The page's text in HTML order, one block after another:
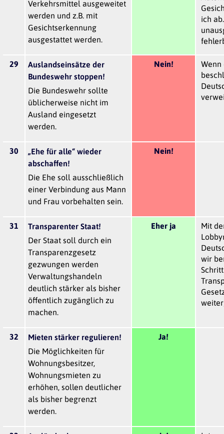
Verkehrsmittel ausgeweitet
werden und z.B. mit
Gesichtserkennung
ausgestattet werden.
ich
29
Auslandseinsätze der
Bundeswehr stoppen!
Die Bundeswehr sollte
üblicherweise nicht im
Ausland eingesetzt
werden.
Nein!
Wenn
30
„Ehe für alle“ wieder
abschaffen!
Die Ehe soll ausschließlich
einer Verbindung aus Mann
und Frau vorbehalten sein.
Nein!
31
Transparenter Staat!
Der Staat soll durch ein
Transparenzgesetz
gezwungen werden
Verwaltungshandeln
deutlich stärker als bisher
öffentlich zugänglich zu
machen.
Eher ja
Mit
wir
32
Mieten stärker regulieren!
Die Möglichkeiten für
Wohnungsbesitzer,
Wohnungsmieten zu
erhöhen, sollen deutlicher
als bisher begrenzt
werden.
Ja!